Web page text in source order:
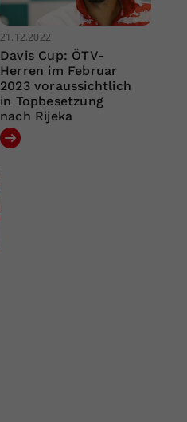
21.12.2022
Davis Cup: ÖTV-
Herren im Februar
2023 voraussichtlich
in Topbesetzung
nach Rijeka